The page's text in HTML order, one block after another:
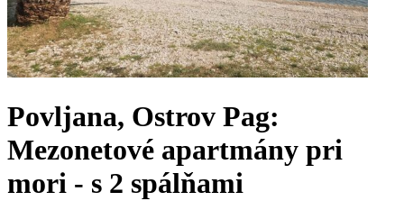
Povljana, Ostrov Pag:
Mezonetové apartmány pri
mori - s 2 spálňami